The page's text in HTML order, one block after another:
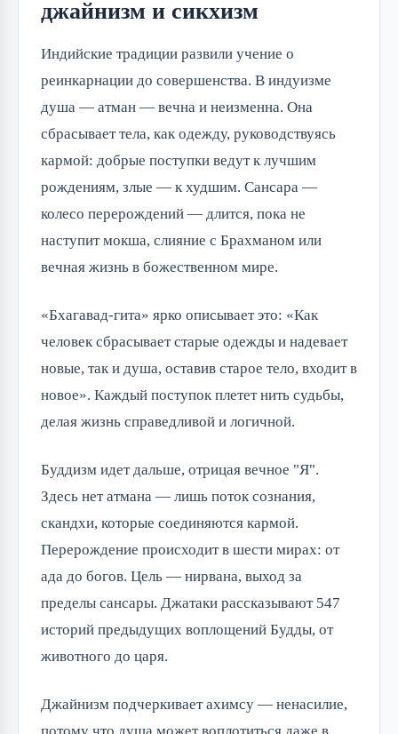
джайнизм и сикхизм
Индийские традиции развили учение о
реинкарнации до совершенства. В индуизме
душа — атман — вечна и неизменна. Она
сбрасывает тела, как одежду, руководствуясь
кармой: добрые поступки ведут к лучшим
рождениям, злые — к худшим. Сансара —
колесо перерождений — длится, пока не
наступит мокша, слияние с Брахманом или
вечная жизнь в божественном мире.
«Бхагавад-гита» ярко описывает это: «Как
человек сбрасывает старые одежды и надевает
новые, так и душа, оставив старое тело, входит в
новое». Каждый поступок плетет нить судьбы,
делая жизнь справедливой и логичной.
Буддизм идет дальше, отрицая вечное "Я".
Здесь нет атмана — лишь поток сознания,
скандхи, которые соединяются кармой.
Перерождение происходит в шести мирах: от
ада до богов. Цель — нирвана, выход за
пределы сансары. Джатаки рассказывают 547
историй предыдущих воплощений Будды, от
животного до царя.
Джайнизм подчеркивает ахимсу — ненасилие,
потому что душа может воплотиться даже в